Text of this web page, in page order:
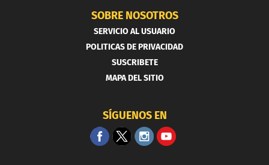
SOBRE NOSOTROS
SERVICIO AL USUARIO
POLITICAS DE PRIVACIDAD
SUSCRIBETE
MAPA DEL SITIO
SÍGUENOS EN